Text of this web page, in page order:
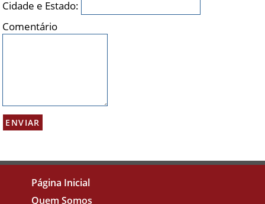
Cidade e Estado:
Comentário
Página Inicial
Quem Somos